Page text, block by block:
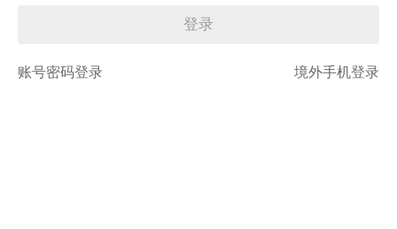
登录
账号密码登录 境外手机登录